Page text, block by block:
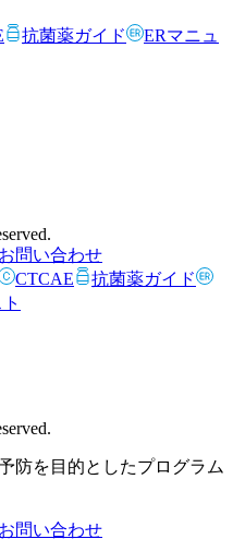
抗菌薬ガイド
ERマニュ
お問い合わせ
CTCAE
抗菌薬ガイド
防を目的としたプログラム
お問い合わせ